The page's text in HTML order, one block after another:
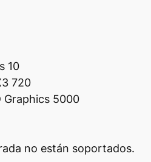
10
720
Graphics 5000
no están soportados.